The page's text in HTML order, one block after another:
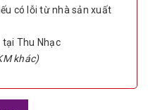
có lỗi từ nhà sản xuất
tại Thu Nhạc
khác)